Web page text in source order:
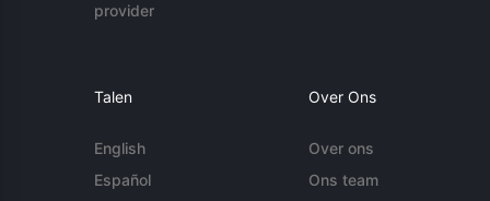
provider
Talen
English
Español
Over Ons
Over ons
Ons team